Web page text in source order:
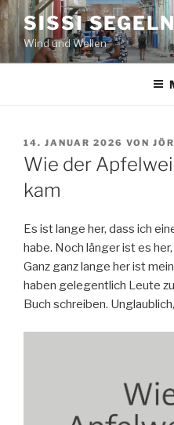
Zum
Inhalt
springen
SISSI SEGELN
Wind und Wellen
VERÖFFENTLICHT
AM
14. JANUAR 2026 VON
Wie der
kam
Es ist lange her, dass ich
habe. Noch länger ist es
Ganz ganz lange her ist
haben gelegentlich Leute
Buch schreiben.